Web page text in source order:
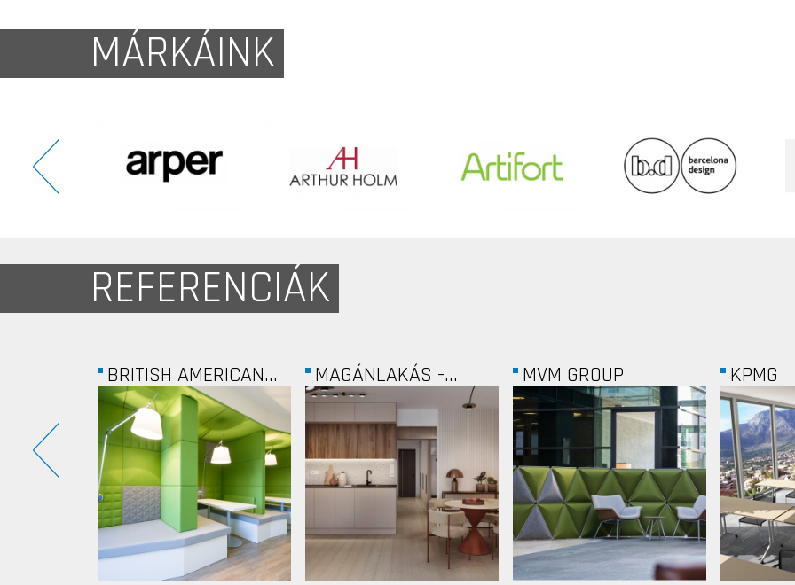
MÁRKÁINK
REFERENCIÁK
MAGÁNLAKÁS -... MVM GROUP KPMG ABLON